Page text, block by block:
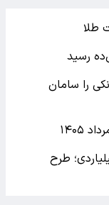
طلا
رسید
حساب بانکی را سامان
میلیون تومانی تا اعتبار ۱۰۰ میلیاردی؛ طرح